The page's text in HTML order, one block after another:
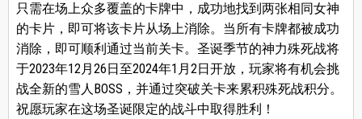
只需在场上众多覆盖的卡牌中，成功地找到两张相同女神
的卡片，即可将该卡片从场上消除。当所有卡牌都被成功
消除，即可顺利通过当前关卡。圣诞季节的神力殊死战将
于2023年12月26日至2024年1月2日开放，玩家将有机会挑
战全新的雪人BOSS，并通过突破关卡来累积殊死战积分。
祝愿玩家在这场圣诞限定的战斗中取得胜利！